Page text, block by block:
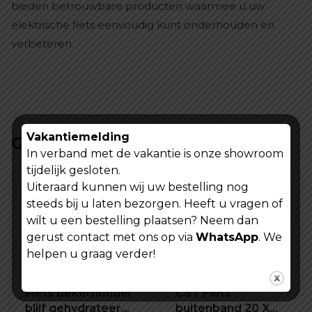
bieden betrouwbare producten waarmee u uw
elektrische fiets eenvoudig kunt onderhouden en
verbeteren.
Gerelateerde producten
Fiets bekerhouder
blijf gehydrateerd
CST Fiets
buitenband 20 X
Vakantiemelding
In verband met de vakantie is onze showroom
tijdelijk gesloten.
Uiteraard kunnen wij uw bestelling nog
steeds bij u laten bezorgen. Heeft u vragen of
wilt u een bestelling plaatsen? Neem dan
gerust contact met ons op via WhatsApp. We
helpen u graag verder!